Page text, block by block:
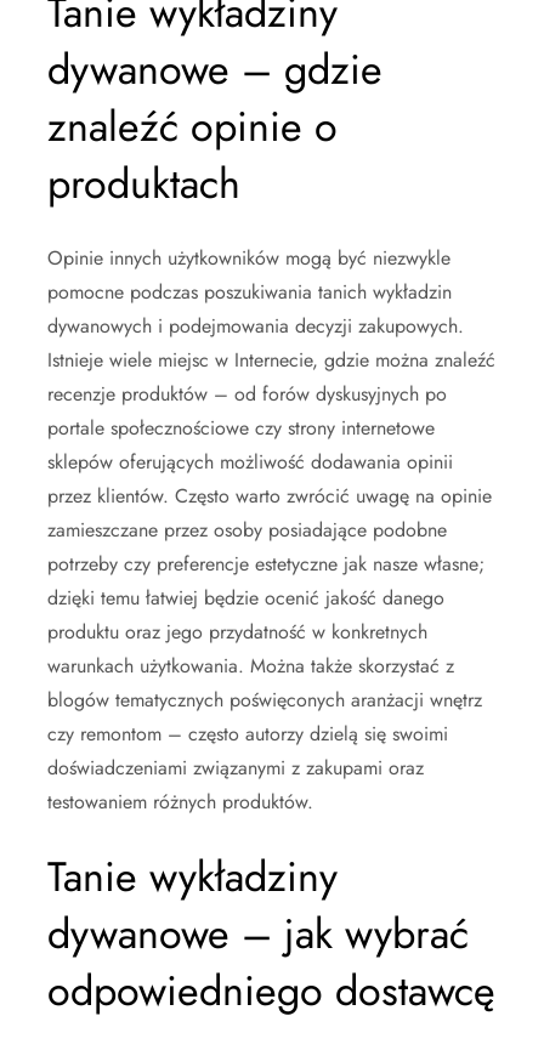
Tanie wykładziny
dywanowe – gdzie
znaleźć opinie o
produktach
Opinie innych użytkowników mogą być niezwykle
pomocne podczas poszukiwania tanich wykładzin
dywanowych i podejmowania decyzji zakupowych.
Istnieje wiele miejsc w Internecie, gdzie można znaleźć
recenzje produktów – od forów dyskusyjnych po
portale społecznościowe czy strony internetowe
sklepów oferujących możliwość dodawania opinii
przez klientów. Często warto zwrócić uwagę na opinie
zamieszczane przez osoby posiadające podobne
potrzeby czy preferencje estetyczne jak nasze własne;
dzięki temu łatwiej będzie ocenić jakość danego
produktu oraz jego przydatność w konkretnych
warunkach użytkowania. Można także skorzystać z
blogów tematycznych poświęconych aranżacji wnętrz
czy remontom – często autorzy dzielą się swoimi
doświadczeniami związanymi z zakupami oraz
testowaniem różnych produktów.
Tanie wykładziny
dywanowe – jak wybrać
odpowiedniego dostawcę